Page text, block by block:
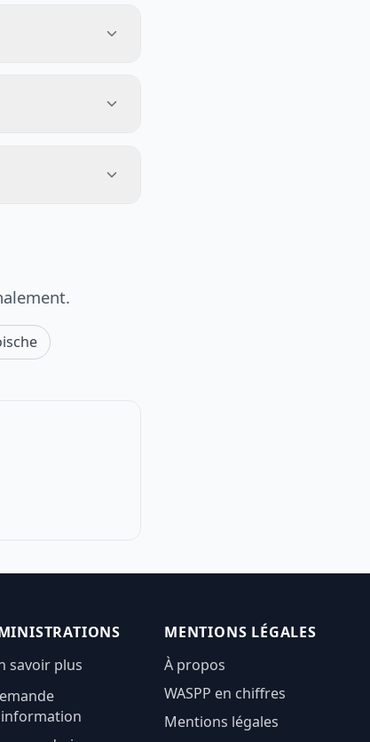
savoir plus
MENTIONS LÉGALES
À propos
WASPP en chiffres
Mentions légales